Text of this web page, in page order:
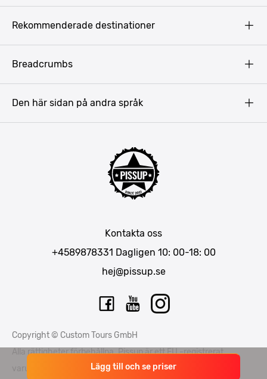
Lägg till och se priser
Rekommenderade destinationer
Breadcrumbs
Kontakta oss
+4589878331 Dagligen 10: 00-18: 00
hej@pissup.se
Den här sidan på andra språk
Copyright © Custom Tours GmbH
Alla rättigheter förbehållna. Pissup är ett EU -registrerat
varumärke - nummer EUTM015397706 och EUTM 015397714